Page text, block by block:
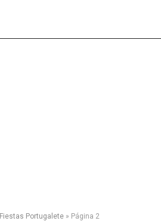
Fiestas Portugalete » Página 2